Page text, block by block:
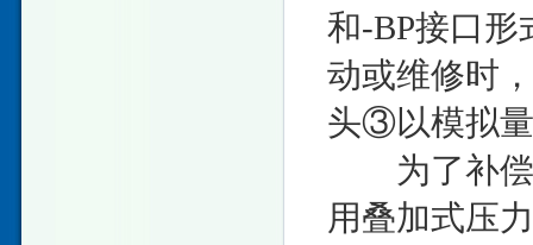
和-BP接口形
动或维修时
头③以模拟
为了补偿
用叠加式压